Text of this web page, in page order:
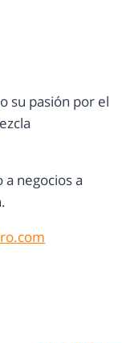
su pasión por el
negocios a